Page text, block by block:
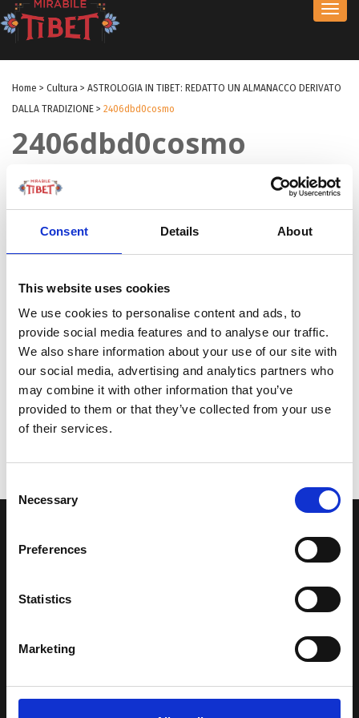
Consent Details About
This website uses cookies
We use cookies to personalise content and ads, to
provide social media features and to analyse our traffic.
We also share information about your use of our site with
our social media, advertising and analytics partners who
may combine it with other information that you’ve
provided to them or that they’ve collected from your use
of their services.
Selection
Necessary
Preferences
Statistics
Marketing
Home > Cultura > ASTROLOGIA IN TIBET: REDATTO UN ALMANACCO DERIVATO
DALLA TRADIZIONE > 2406dbd0cosmo
2406dbd0cosmo
Una comunità di appassionati della cultura tibetana che hanno
avuto modo di viaggiare e conoscere questa meravigliosa regione.
paesaggi e la sua gente è capace di riempire il cuore.
Attraverso i nostri contributi cercheremo agevolare la conoscenza